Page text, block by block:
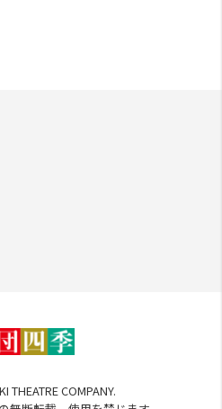
THEATRE COMPANY.